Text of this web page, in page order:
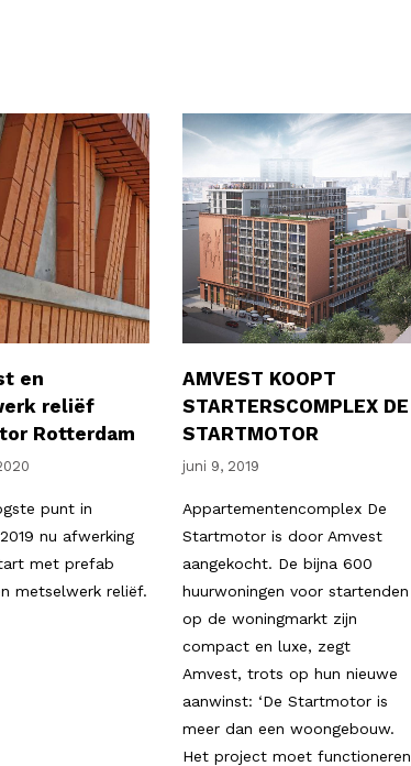
en
reliëf
Rotterdam
punt in
nu afwerking
met prefab
metselwerk reliëf.
AMVEST KOOPT
STARTERSCOMPLEX DE
STARTMOTOR
juni 9, 2019
Appartementencomplex De
Startmotor is door Amvest
aangekocht. De bijna 600
huurwoningen voor startenden
op de woningmarkt zijn
compact en luxe, zegt
Amvest, trots op hun nieuwe
aanwinst: ‘De Startmotor is
meer dan een woongebouw.
Het project moet functioneren